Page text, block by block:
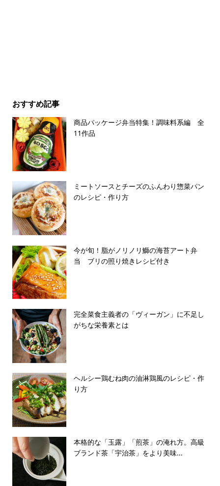
おすすめ記事
商品パッケージ弁当特集！調味料系編 全
11作品
ミートソースとチーズのふんわり惣菜パン
のレシピ・作り方
今が旬！脂がノリノリ鰤の海苔アート弁
当 ブリの照り焼きレシピ付き
完全菜食主義者の「ヴィーガン」に不足し
がちな栄養素とは
ヘルシー鶏むね肉の油淋鶏風のレシピ・作
り方
本格的な「玉露」「煎茶」の淹れ方。高級
ブランド茶「宇治茶」をより美味...